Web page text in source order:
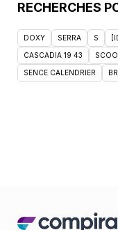
RECHERCHES
DOXY SERRA S
CASCADIA 19 43
SENCE CALENDRIER